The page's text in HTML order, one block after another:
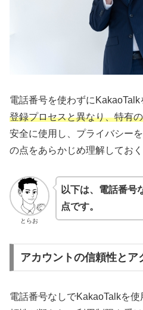
電話番号を使わずにKakaoTalk
登録プロセスと異なり、特有
安全に使用し、プライバシー
の点をあらかじめ理解してお
とらお
以下は、電話番号
点です。
アカウントの信頼性とア
電話番号なしでKakaoTalkを